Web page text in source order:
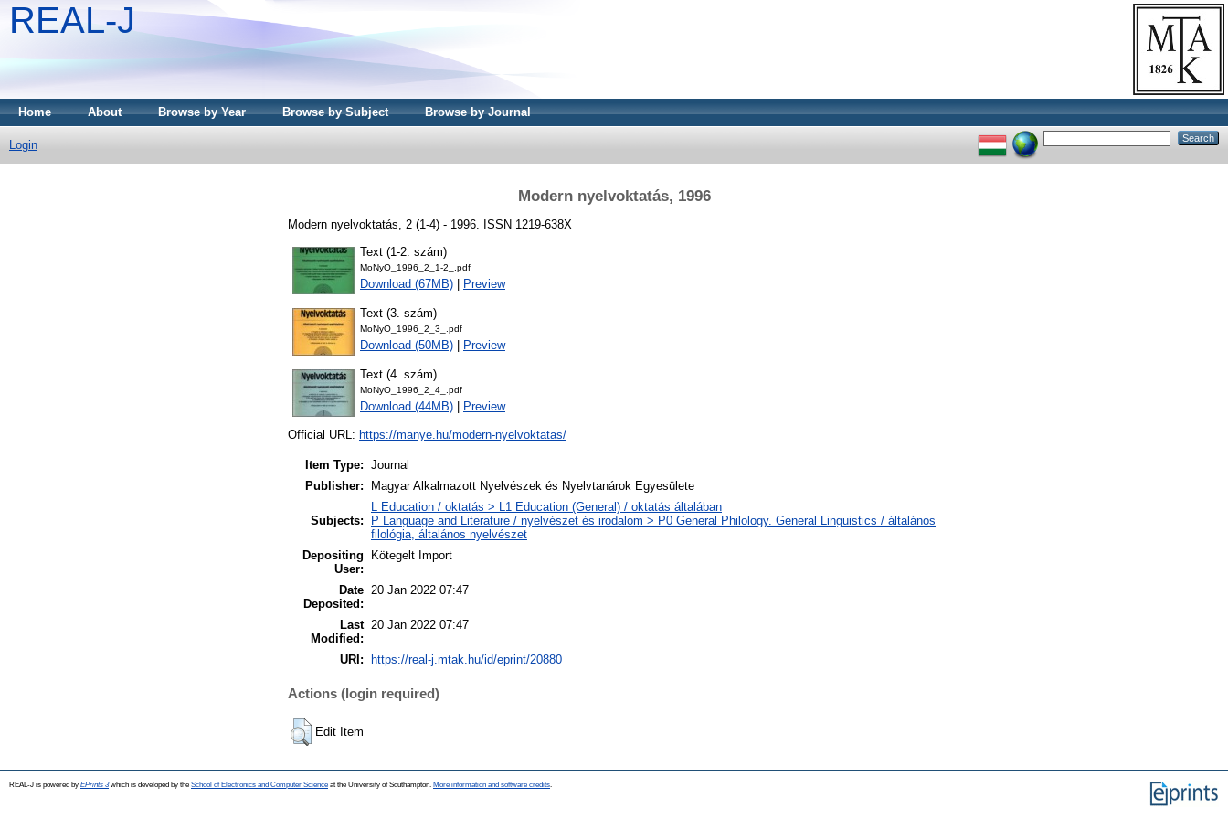
REAL-J
Home About Browse by Year Browse by Subject Browse by Journal
Login
Modern nyelvoktatás, 1996
Modern nyelvoktatás, 2 (1-4) - 1996. ISSN 1219-638X
Text (1-2. szám)
MoNyO_1996_2_1-2_.pdf
Download (67MB) Preview
Text (3. szám)
MoNyO_1996_2_3_.pdf
Download (50MB) Preview
Text (4. szám)
MoNyO_1996_2_4_.pdf
Download (44MB) Preview
Official URL: https://manye.hu/modern-nyelvoktatas/
Item Type: Journal
Publisher:
Magyar Alkalmazott Nyelvészek és Nyelvtanárok Egyesülete
Subjects:
L Education / oktatás > L1 Education (General) / oktatás általában
P Language and Literature / nyelvészet és irodalom > P0 General Philology. General Linguistics / általános
filológia, általános nyelvészet
Depositing
User:
Kötegelt Import
Date
Deposited:
20 Jan 2022 07:47
Last
Modified:
20 Jan 2022 07:47
URI: https://real-j.mtak.hu/id/eprint/20880
Actions (login required)
Edit Item
REAL-J is powered by EPrints 3which is developed by the School of Electronics and Computer Science at the University of Southampton. More information and software credits